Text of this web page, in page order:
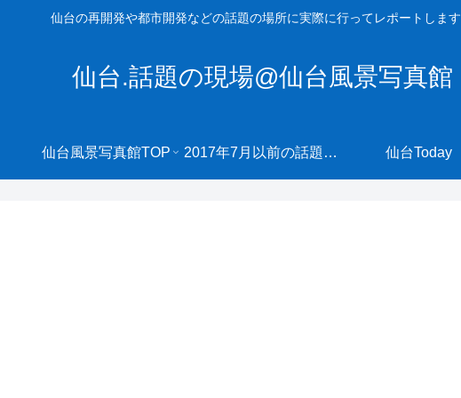
仙台の再開発や都市開発などの話題の場所に実際に行ってレポートしま
仙台.話題の現場@仙台風景写真館
仙台風景写真館TOP 2017年7月以前の話題の現場へ 仙台Today